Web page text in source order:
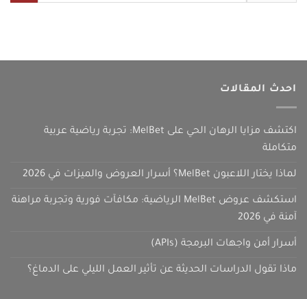
احدث المقالات
اكتشف مزايا الرهان الحي على MelBet: تجربة رياضية عربية
متكاملة
لماذا يختار اللاعبون MelBet؟ أسرار العروض والميزات في 2026
استكشف عروض MelBet الرياضية: مكافآت فورية وتجربة مراهنة
آمنة في 2026
أسرار أمن واجهات البرمجة (APIs)
ماذا تقول الدراسات الحديثة عن تأثير العمل الليلي على الدماغ؟